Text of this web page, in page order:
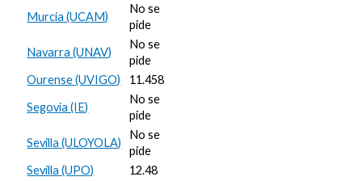
Murcia (UCAM)
No se
pide
Navarra (UNAV)
No se
pide
Ourense (UVIGO)
11.458
Segovia (IE)
No se
pide
Sevilla (ULOYOLA)
No se
pide
Sevilla (UPO)
12.48